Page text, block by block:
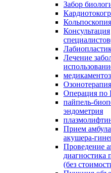
Забор
Консультация
Лечение
Озонотерапия
Операция
пайпель-
эндометрия
Прием
акушера-
Проведение
диагностика
(без